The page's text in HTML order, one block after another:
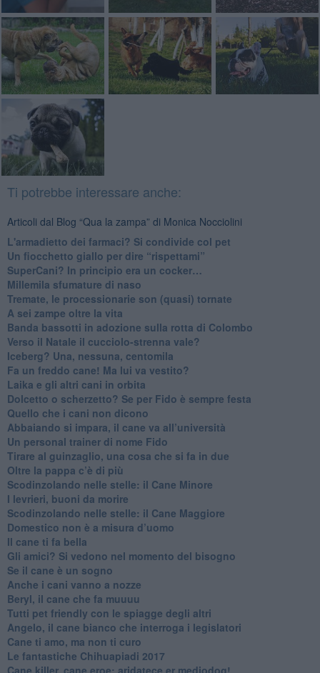
Ti potrebbe interessare anche:
Articoli dal Blog “Qua la zampa” di Monica Nocciolini
​L'armadietto dei farmaci? Si condivide col pet
Un fiocchetto giallo per dire “rispettami”
​SuperCani? In principio era un cocker…
​Millemila sfumature di naso
Tremate, le processionarie son (quasi) tornate
A sei zampe oltre la vita
​Banda bassotti in adozione sulla rotta di Colombo
Verso il Natale il cucciolo-strenna vale?
Iceberg? Una, nessuna, centomila
​Fa un freddo cane! Ma lui va vestito?
Laika e gli altri cani in orbita
​Dolcetto o scherzetto? Se per Fido è sempre festa
Quello che i cani non dicono
Abbaiando si impara, il cane va all’università
​Un personal trainer di nome Fido
​Tirare al guinzaglio, una cosa che si fa in due
Oltre la pappa c’è di più
​Scodinzolando nelle stelle: il Cane Minore
​I levrieri, buoni da morire
Scodinzolando nelle stelle: il Cane Maggiore
Domestico non è a misura d’uomo
​Il cane ti fa bella
​Gli amici? Si vedono nel momento del bisogno
​Se il cane è un sogno
Anche i cani vanno a nozze
Beryl, il cane che fa muuuu
Tutti pet friendly con le spiagge degli altri
Angelo, il cane bianco che interroga i legislatori
​Cane ti amo, ma non ti curo
Le fantastiche Chihuapiadi 2017